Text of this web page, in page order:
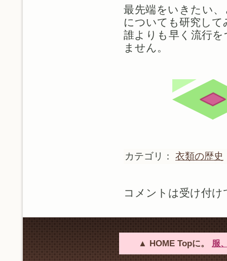
最先端をいきたい
についても研究し
誰よりも早く流行
ません。
カテゴリ： 衣類の歴史
コメントは受け付
▲ HOME Topに。 服